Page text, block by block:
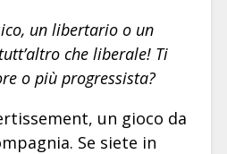
un libertario o un
che liberale! Ti
o più progressista?
un gioco da
Se siete in